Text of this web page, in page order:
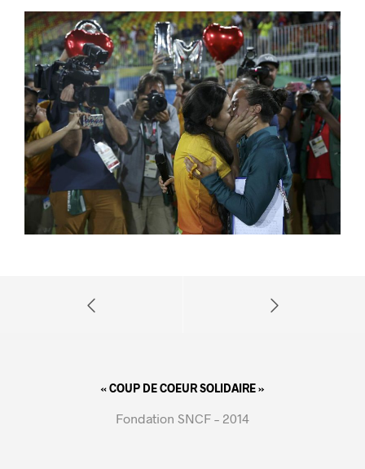
« COUP DE COEUR SOLIDAIRE »
Fondation SNCF – 2014